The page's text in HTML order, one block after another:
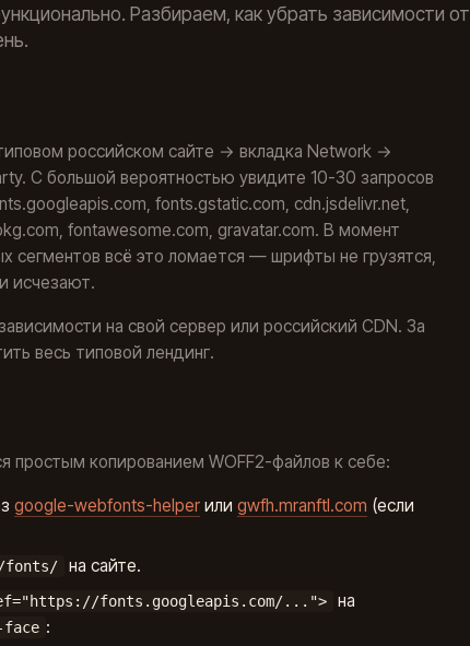
Разбираем, как убрать зависимости от
российском сайте → вкладка Network →
С большой вероятностью увидите 10-30 запросов
fonts.gstatic.com, cdn.jsdelivr.net,
fontawesome.com, gravatar.com. В момент
сегментов всё это ломается — шрифты не грузятся,
исчезают.
на свой сервер или российский CDN. За
весь типовой лендинг.
простым копированием WOFF2-файлов к себе:
google-webfonts-helperили gwfh.mranftl.com (если
fonts/
на сайте.
fonts.googleapis.com/...">
на
face :